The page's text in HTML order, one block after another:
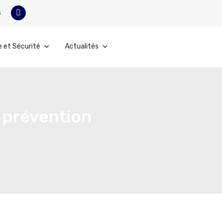
et Sécurité Actualités